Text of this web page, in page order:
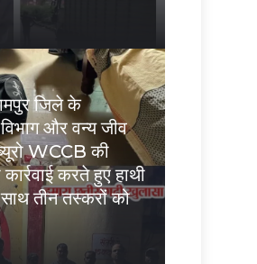
जिले के
और वन्य जीव
WCCB की
करते हुए हाथी
तीन तस्करों को